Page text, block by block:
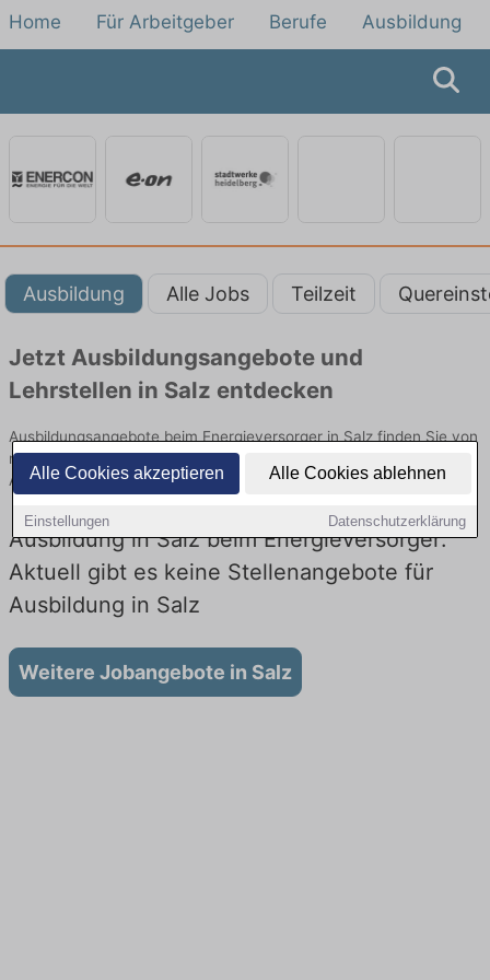
Alle Cookies akzeptieren Alle Cookies ablehnen
Einstellungen Datenschutzerklärung
Home Für Arbeitgeber Berufe Ausbildung
Ausbildung Alle Jobs Teilzeit
Jetzt Ausbildungsangebote und
Lehrstellen in Salz entdecken
Ausbildungsangebote beim Energieversorger in Salz finden Sie von
namhaften Firmen. Entdecken Sie freie Optionen von Top-
Arbeitgebern und bewerben Sie sich noch heute.
Ausbildung in Salz beim Energieversorger:
Aktuell gibt es keine Stellenangebote für
Ausbildung in Salz
Weitere Jobangebote in Salz